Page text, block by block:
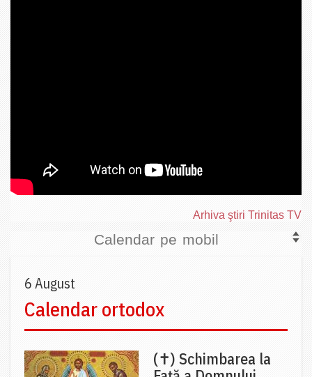
Arhiva ştiri Trinitas TV
Calendar pe mobil
6 August
Calendar ortodox
(✝) Schimbarea la